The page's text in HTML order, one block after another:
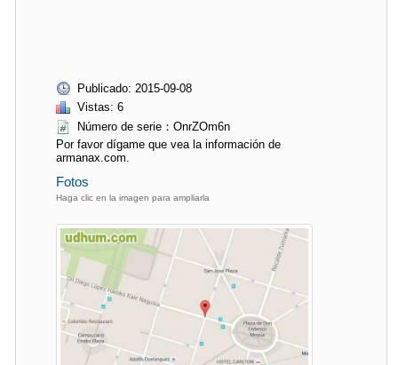
Publicado: 2015-09-08
Vistas: 6
Número de serie：OnrZOm6n
Por favor dígame que vea la información de
armanax.com.
Fotos
Haga clic en la imagen para ampliarla